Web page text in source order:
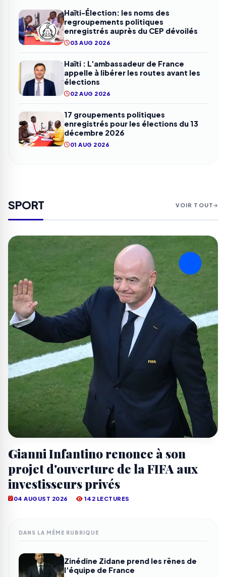
Haïti-Élection: les noms des
regroupements politiques
enregistrés auprès du CEP dévoilés
03 AUG 2026
Haïti : L'ambassadeur de France
appelle à libérer les routes avant les
élections
02 AUG 2026
17 groupements politiques
enregistrés pour les élections du 13
décembre 2026
01 AUG 2026
SPORT VOIR TOUT
Gianni Infantino renonce à son
projet d'ouverture de la FIFA aux
investisseurs privés
04 AUGUST 2026 142 LECTURES
DANS LA MÊME RUBRIQUE
Zinédine Zidane prend les rênes de
l'équipe de France